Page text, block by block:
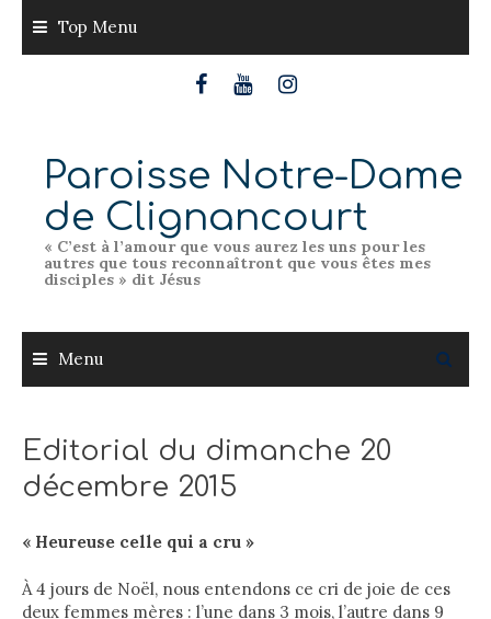
content
Top Menu
Paroisse Notre-Dame
de Clignancourt
« C’est à l’amour que vous aurez les uns pour les
autres que tous reconnaîtront que vous êtes mes
disciples » dit Jésus
Menu
Editorial du dimanche 20
décembre 2015
« Heureuse celle qui a cru »
À 4 jours de Noël, nous entendons ce cri de joie de ces
deux femmes mères : l’une dans 3 mois, l’autre dans 9